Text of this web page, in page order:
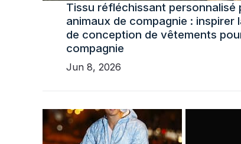
Tissu réfléchissant personnalisé
animaux de compagnie : inspirer
de conception de vêtements
compagnie
Jun 8, 2026